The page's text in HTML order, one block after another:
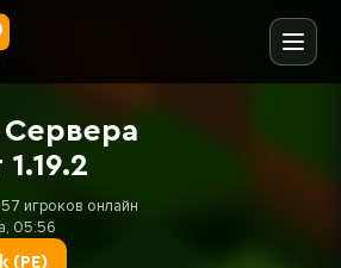
игроков онлайн
05:56
(PE)